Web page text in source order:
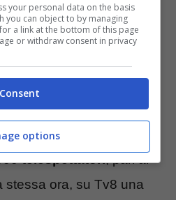
745.000 spettatoripari
Me 2”, il film
1 ha conquistato
“In altre parole”, il
da Massimo Gramellini
telespettatori, pari al
stessa ora, su Tv8 una
your personal data on the basis
you can object to by managing
a link at the bottom of this page
or withdraw consent in privacy
Consent
options